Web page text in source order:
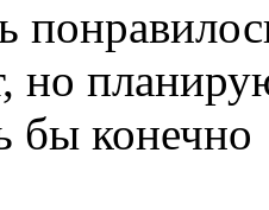
но
бы конечно